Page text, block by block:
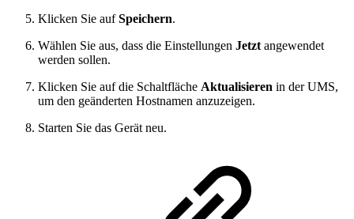
Klicken Sie aufSpeichern.
Wählen Sie aus, dass die Einstellungen Jetzt angewendet
werden sollen.
Klicken Sie auf die Schaltfläche Aktualisieren in der UMS,
um den geänderten Hostnamen anzuzeigen.
Starten Sie das Gerät neu.